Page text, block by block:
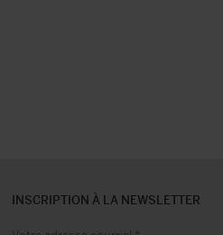
INSCRIPTION À LA NEWSLETTER